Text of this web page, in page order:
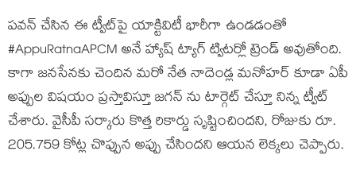
పవన్ చేసిన ఈ ట్వీట్‌పై యాక్టివిటీ భారీగా ఉండడంతో
#AppuRatnaAPCM అనే హ్యాష్ ట్యాగ్ ట్విటర్లో ట్రెండ్ అవుతోంది.
కాగా జనసేనకు చెందిన మరో నేత నాదెండ్ల మనోహర్ కూడా ఏపీ
అప్పుల విషయం ప్రస్తావిస్తూ జగన్ ను టార్గెట్ చేస్తూ నిన్న ట్వీట్
చేశారు. వైసీపీ సర్కారు కొత్త రికార్డు సృష్టించిందని, రోజుకు రూ.
205.759 కోట్ల చొప్పున అప్పు చేసిందని ఆయన లెక్కలు చెప్పారు.